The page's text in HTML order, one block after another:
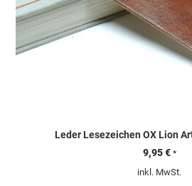
Leder Lesezeichen OX Lion
9,95€ *
inkl. MwSt.